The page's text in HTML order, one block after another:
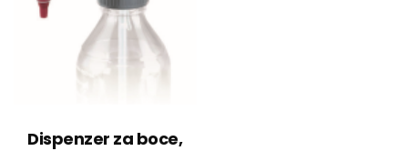
Dispenzer za boce,